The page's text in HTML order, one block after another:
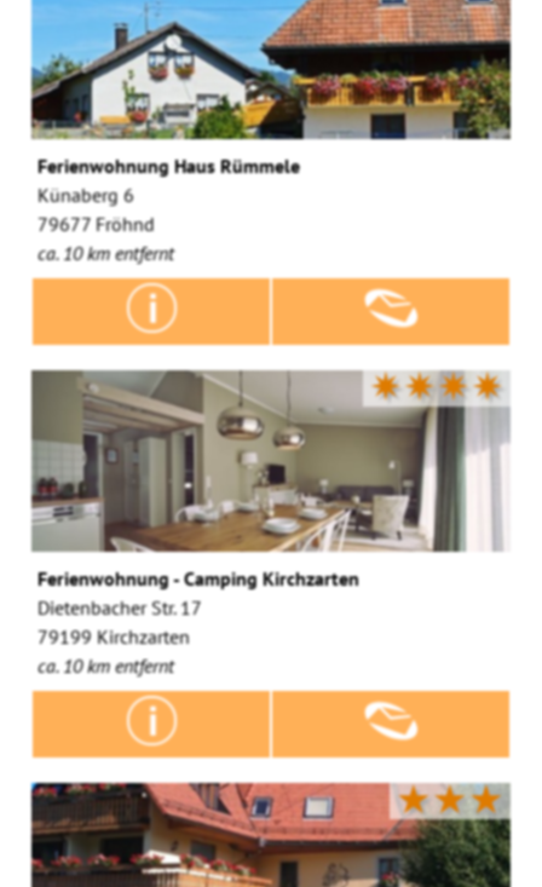
Ferienwohnung Haus Rümmele
Künaberg 6
79677 Fröhnd
ca. 10 km entfernt
✷✷✷✷
Ferienwohnung - Camping Kirchzarten
Dietenbacher Str. 17
79199 Kirchzarten
ca. 10 km entfernt
★★★